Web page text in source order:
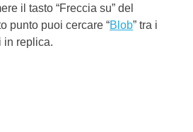
il tasto “Freccia su” del
punto puoi cercare “Blob” tra i
in replica.